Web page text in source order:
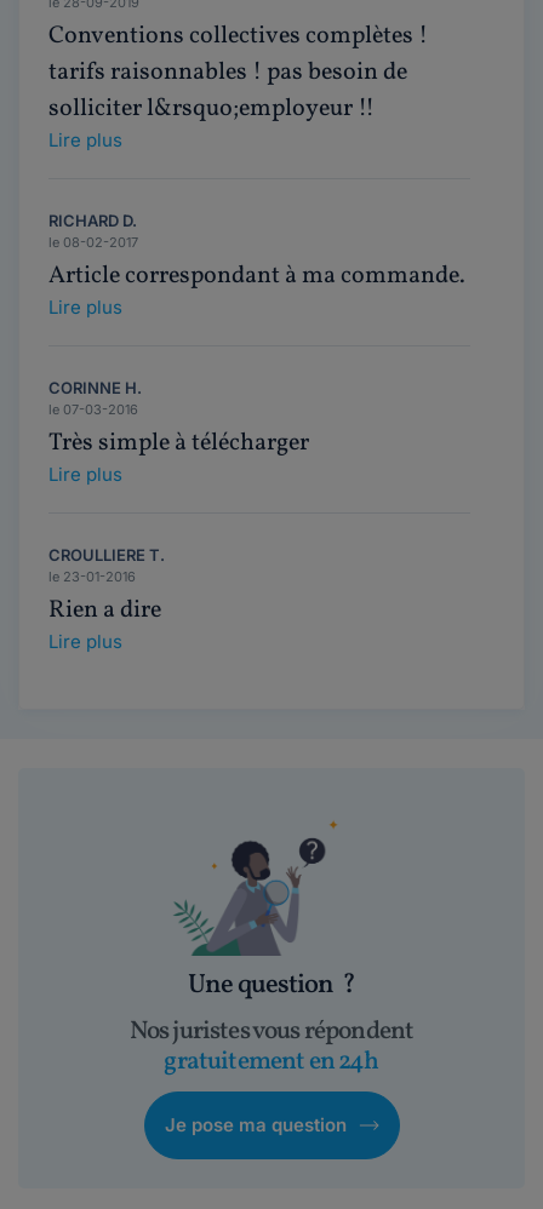
Conventions collectives complètes !
tarifs raisonnables ! pas besoin de
solliciter l&rsquo;employeur !!
Lire plus
RICHARD D.
le 08-02-2017
Article correspondant à ma commande.
Lire plus
CORINNE H.
le 07-03-2016
Très simple à télécharger
Lire plus
CROULLIERE T.
le 23-01-2016
Rien a dire
Lire plus
Une question ?
Nos juristes vous répondent
gratuitement en 24h
Je pose ma question